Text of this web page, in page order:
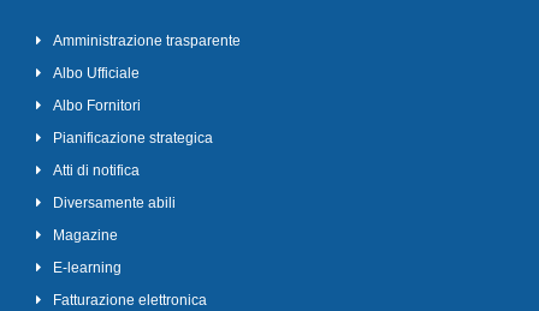
Amministrazione trasparente
Albo Ufficiale
Albo Fornitori
Pianificazione strategica
Atti di notifica
Diversamente abili
Magazine
E-learning
Fatturazione elettronica